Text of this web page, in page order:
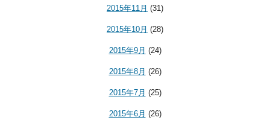
2015年11月 (31)
2015年10月 (28)
2015年9月 (24)
2015年8月 (26)
2015年7月 (25)
2015年6月 (26)